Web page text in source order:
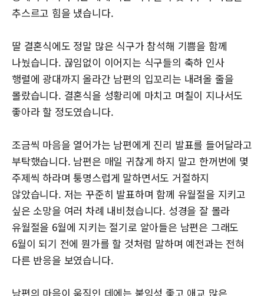
추스르고 힘을 냈습니다.
딸 결혼식에도 정말 많은 식구가 참석해 기쁨을 함께
나눴습니다. 끊임없이 이어지는 식구들의 축하 인사
행렬에 광대까지 올라간 남편의 입꼬리는 내려올 줄을
몰랐습니다. 결혼식을 성황리에 마치고 며칠이 지나서도
좋아라 할 정도였습니다.
조금씩 마음을 열어가는 남편에게 진리 발표를 들어달라고
부탁했습니다. 남편은 매일 귀찮게 하지 말고 한꺼번에 몇
주제씩 하라며 퉁명스럽게 말하면서도 거절하지
않았습니다. 저는 꾸준히 발표하며 함께 유월절을 지키고
싶은 소망을 여러 차례 내비쳤습니다. 성경을 잘 몰라
유월절을 6월에 지키는 절기로 알아들은 남편은 그래도
6월이 되기 전에 뭔가를 할 것처럼 말하며 예전과는 전혀
다른 반응을 보였습니다.
남편의 마음이 움직인 데에는 붙임성 좋고 애교 많은